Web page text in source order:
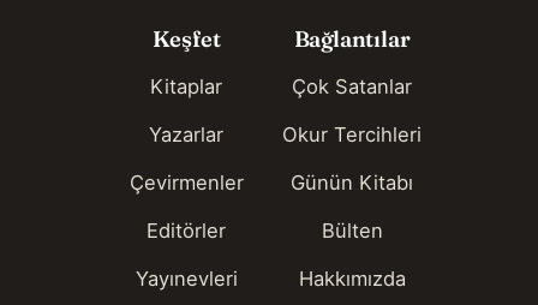
Keşfet
Kitaplar
Yazarlar
Çevirmenler
Editörler
Yayınevleri
Bağlantılar
Çok Satanlar
Okur Tercihleri
Günün Kitabı
Bülten
Hakkımızda